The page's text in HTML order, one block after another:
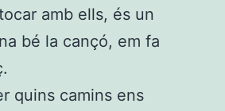
amb ells, és un
bé la cançó, em fa
quins camins ens